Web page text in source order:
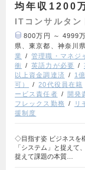
均年収1200
ITコンサルタン
800万円 ～ 4999
県、東京都、神奈川県
業
管理職・マネジ
衝
英語力が必要
以上資金調達済
1
可）
20代役員在籍
ービス責任者
開発
フレックス勤務
リ
援制度
◇目指す姿 ビジネスを
「システム」と捉えて
捉えて課題の本質…